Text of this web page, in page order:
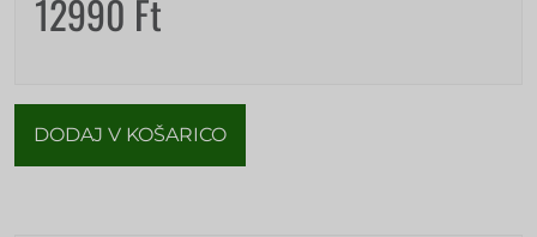
12990 Ft
DODAJ V KOŠARICO